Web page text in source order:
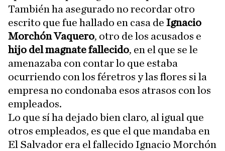
También ha asegurado no recordar otro
escrito que fue hallado en casa de Ignacio
Morchón Vaquero, otro de los acusados e
hijo del magnate fallecido, en el que se le
amenazaba con contar lo que estaba
ocurriendo con los féretros y las flores si la
empresa no condonaba esos atrasos con los
empleados.
Lo que sí ha dejado bien claro, al igual que
otros empleados, es que el que mandaba en
El Salvador era el fallecido Ignacio Morchón